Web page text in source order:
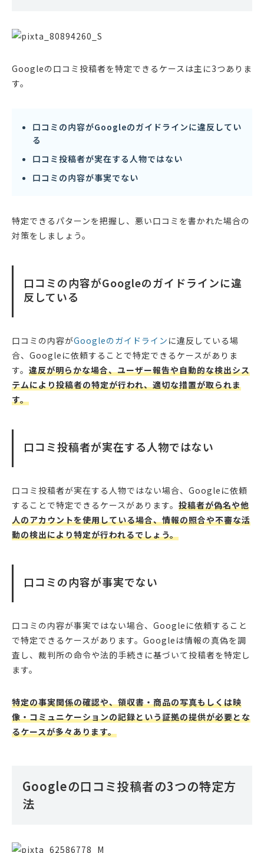
Googleの口コミ投稿者を特定できるケースは主に3つありま
す。
口コミの内容がGoogleのガイドラインに違反してい
る
口コミ投稿者が実在する人物ではない
口コミの内容が事実でない
特定できるパターンを把握し、悪い口コミを書かれた場合の
対策をしましょう。
口コミの内容がGoogleのガイドラインに違
反している
口コミの内容がGoogleのガイドライン に違反している場
合、Googleに依頼することで特定できるケースがありま
す。 違反が明らかな場合、ユーザー報告や自動的な検出シス
テムにより投稿者の特定が行われ、適切な措置が取られま
す。
口コミ投稿者が実在する人物ではない
口コミ投稿者が実在する人物ではない場合、Googleに依頼
することで特定できるケースがあります。 投稿者が偽名や他
人のアカウントを使用している場合、情報の照合や不審な活
動の検出により特定が行われるでしょう。
口コミの内容が事実でない
口コミの内容が事実ではない場合、Googleに依頼すること
で特定できるケースがあります。Googleは情報の真偽を調
査し、裁判所の命令や法的手続きに基づいて投稿者を特定し
ます。
特定の事実関係の確認や、領収書・商品の写真もしくは映
像・コミュニケーションの記録という証拠の提供が必要とな
るケースが多々あります。
Googleの口コミ投稿者の3つの特定方
法